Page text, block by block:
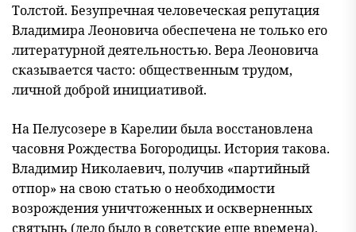
Толстой. Безупречная человеческая репутация
Владимира Леоновича обеспечена не только его
литературной деятельностью. Вера Леоновича
сказывается часто: общественным трудом,
личной доброй инициативой.
На Пелусозере в Карелии была восстановлена
часовня Рождества Богородицы. История такова.
Владимир Николаевич, получив «партийный
отпор» на свою статью о необходимости
возрождения уничтоженных и оскверненных
святынь (дело было в советские еще времена),